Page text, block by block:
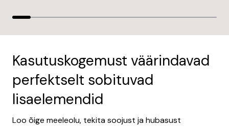
Kasutuskogemust väärindavad
perfektselt sobituvad
lisaelemendid
Loo õige meeleolu, tekita soojust ja hubasust